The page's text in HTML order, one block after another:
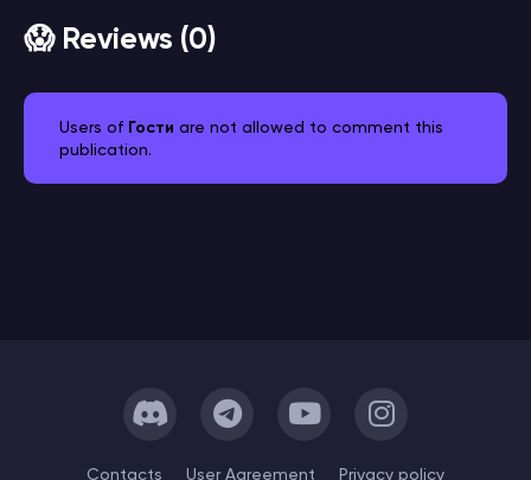
😱 Reviews (0)
Users of Гости are not allowed to comment this
publication.
Сontacts User Agreement Privacy policy